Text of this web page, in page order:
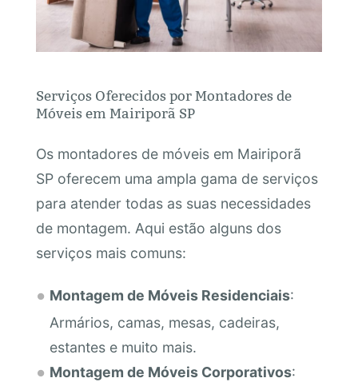
Serviços Oferecidos por Montadores de
Móveis em Mairiporã SP
Os montadores de móveis em Mairiporã
SP oferecem uma ampla gama de serviços
para atender todas as suas necessidades
de montagem. Aqui estão alguns dos
serviços mais comuns:
Montagem de Móveis Residenciais:
Armários, camas, mesas, cadeiras,
estantes e muito mais.
Montagem de Móveis Corporativos: